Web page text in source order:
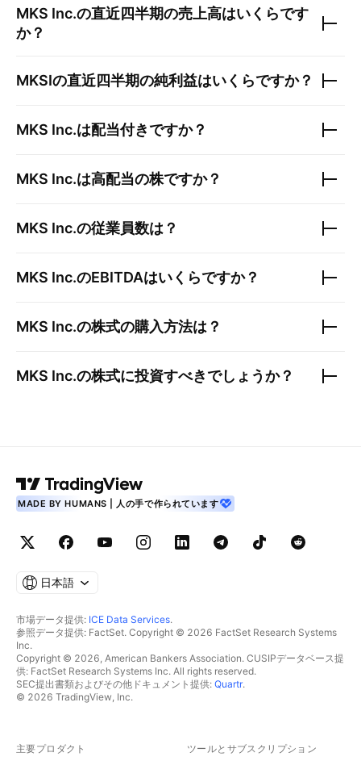
MKS Inc.の直近四半期の売上高はいくらです
か？
MKSIの直近四半期の純利益はいくらですか？
MKS Inc.は配当付きですか？
MKS Inc.は高配当の株ですか？
MKS Inc.の従業員数は？
MKS Inc.のEBITDAはいくらですか？
MKS Inc.の株式の購入方法は？
MKS Inc.の株式に投資すべきでしょうか？
MADE BY HUMANS | 人の手で作られています
日本語
市場データ提供: ICE Data Services.
参照データ提供: FactSet. Copyright © 2026 FactSet Research Systems
Inc.
Copyright © 2026, American Bankers Association. CUSIPデータベース提
供: FactSet Research Systems Inc. All rights reserved.
SEC提出書類およびその他ドキュメント提供: Quartr.
© 2026 TradingView, Inc.
主要プロダクト ツールとサブスクリプション